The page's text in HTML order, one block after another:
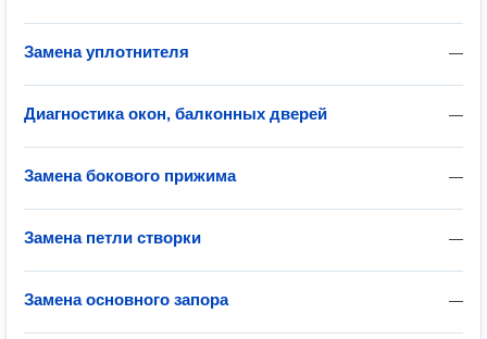
—
Замена уплотнителя
—
Диагностика окон, балконных дверей
—
Замена бокового прижима
—
Замена петли створки
—
Замена основного запора